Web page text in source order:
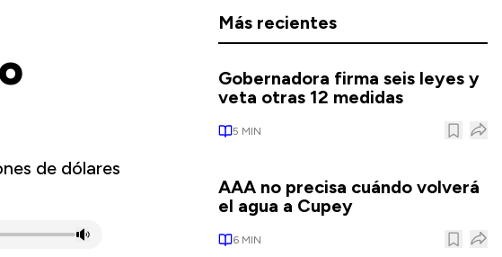
de dólares
Más recientes
Gobernadora firma seis leyes y
veta otras 12 medidas
5 MIN
AAA no precisa cuándo volverá
el agua a Cupey
6 MIN